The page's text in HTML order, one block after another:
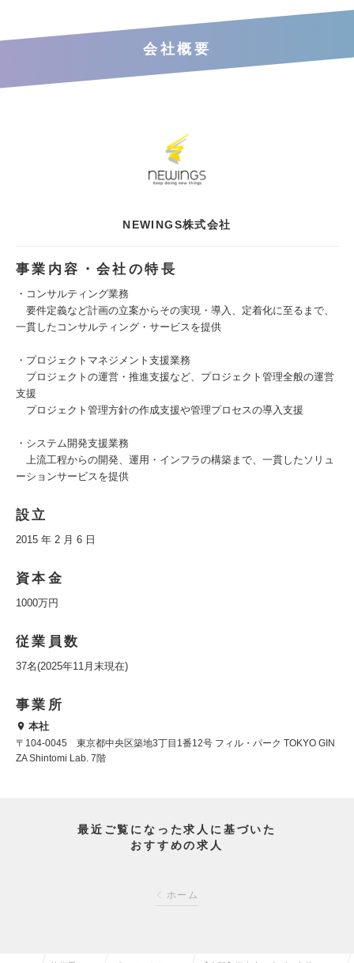
会社概要
NEWINGS株式会社
事業内容・会社の特長
・コンサルティング業務
要件定義など計画の立案からその実現・導入、定着化に至るまで、
一貫したコンサルティング・サービスを提供
・プロジェクトマネジメント支援業務
プロジェクトの運営・推進支援など、プロジェクト管理全般の運営
支援
プロジェクト管理方針の作成支援や管理プロセスの導入支援
・システム開発支援業務
上流工程からの開発、運用・インフラの構築まで、一貫したソリュ
ーションサービスを提供
設立
2015 年 2 月 6 日
資本金
1000万円
従業員数
37名(2025年11月末現在)
事業所
本社
〒104-0045 東京都中央区築地3丁目1番12号 フィル・パーク TOKYO GIN
ZA Shintomi Lab. 7階
最近ご覧になった求人に基づいた
おすすめの求人
ホーム